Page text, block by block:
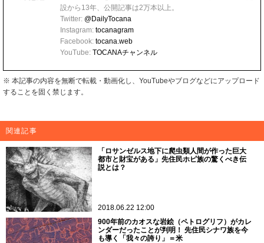
設から13年、公開記事は2万本以上。
Twitter: @DailyTocana
Instagram: tocanagram
Facebook: tocana.web
YouTube: TOCANAチャンネル
※ 本記事の内容を無断で転載・動画化し、YouTubeやブログなどにアップロード
することを固く禁じます。
関連記事
「ロサンゼルス地下に爬虫類人間が作った巨大
都市と財宝がある」先住民ホピ族の驚くべき伝
説とは？
2018.06.22 12:00
900年前のカオスな岩絵（ペトログリフ）がカレ
ンダーだったことが判明！ 先住民シナワ族を今
も導く「我々の誇り」＝米